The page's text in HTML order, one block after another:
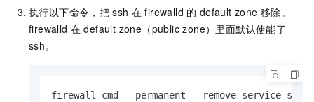
执行以下命令，把 ssh 在 firewalld 的 default zone 移除。
firewalld 在 default zone（public zone）里面默认使能了
ssh。
firewall-cmd --permanent --remove-service=ssh